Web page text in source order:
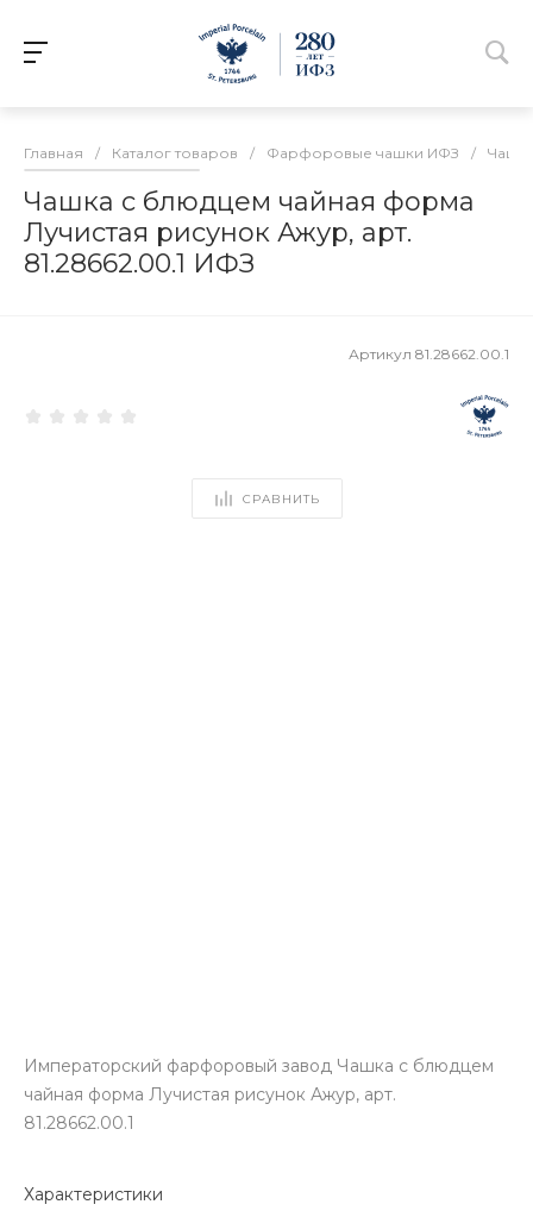
Главная / Каталог товаров / Фарфоровые чашки ИФЗ /
Чашка с блюдцем чайная форма
Лучистая рисунок Ажур, арт.
81.28662.00.1 ИФЗ
Артикул 81.28662.00.1
СРАВНИТЬ
Императорский фарфоровый завод Чашка с блюдцем
чайная форма Лучистая рисунок Ажур, арт.
81.28662.00.1
Характеристики